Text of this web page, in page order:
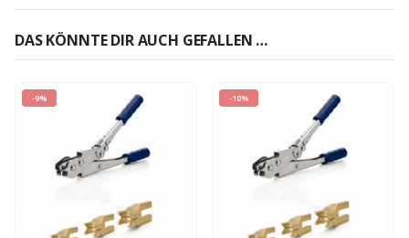
DAS KÖNNTE DIR AUCH GEFALLEN …
-9% -10%